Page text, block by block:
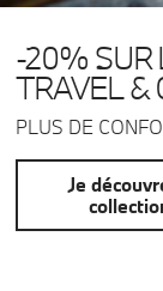
-20% SUR
TRAVEL
PLUS DE
Je